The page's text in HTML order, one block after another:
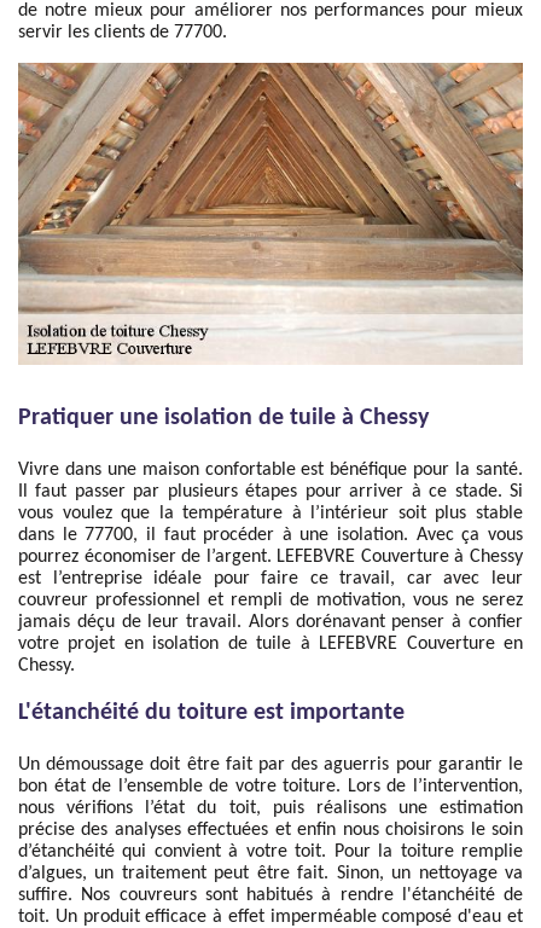
de notre mieux pour améliorer nos performances pour mieux
servir les clients de 77700.
Pratiquer une isolation de tuile à Chessy
Vivre dans une maison confortable est bénéfique pour la santé.
Il faut passer par plusieurs étapes pour arriver à ce stade. Si
vous voulez que la température à l’intérieur soit plus stable
dans le 77700, il faut procéder à une isolation. Avec ça vous
pourrez économiser de l’argent. LEFEBVRE Couverture à Chessy
est l’entreprise idéale pour faire ce travail, car avec leur
couvreur professionnel et rempli de motivation, vous ne serez
jamais déçu de leur travail. Alors dorénavant penser à confier
votre projet en isolation de tuile à LEFEBVRE Couverture en
Chessy.
L'étanchéité du toiture est importante
Un démoussage doit être fait par des aguerris pour garantir le
bon état de l’ensemble de votre toiture. Lors de l’intervention,
nous vérifions l’état du toit, puis réalisons une estimation
précise des analyses effectuées et enfin nous choisirons le soin
d’étanchéité qui convient à votre toit. Pour la toiture remplie
d’algues, un traitement peut être fait. Sinon, un nettoyage va
suffire. Nos couvreurs sont habitués à rendre l'étanchéité de
toit. Un produit efficace à effet imperméable composé d'eau et